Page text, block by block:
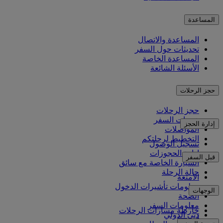
المساعدة
المساعدة والاتصال
تحديثات حول السفر
المساعدة الخاصة
الأسئلة الشائعة
حجز الرحلات
حجز الرحلات
خدمات السفر
المواصلات
التخطيط لرحلتكم
إدارة الحجز
تسجيل الوصول
إدارة الحجوزات
السيارة الخاصة مع سائق
حالة الرحلة
قبل السفر
الأمتعة
معلومات تأشيرات الدخول
الصحة
معلومات السفر
دبي الدولي
الوجهات
خارطة مسارات الرحلات
أفريقيا